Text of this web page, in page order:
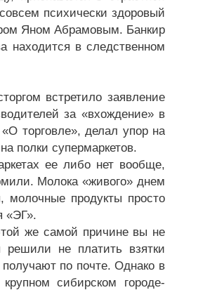
психически здоровый
Яном Абрамовым. Банкир
находится в следственном
встретило заявление
за «вхождение» в
торговле», делал упор на
полки супермаркетов.
ее либо нет вообще,
Молока «живого» днем
продукты просто
«ЭГ».
же самой причине вы не
решили не платить взятки
по почте. Однако в
сибирском городе-